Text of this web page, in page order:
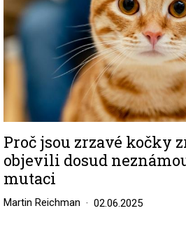
Proč jsou zrzavé kočky
objevili dosud
mutaci
Martin Reichman 02.06.2025